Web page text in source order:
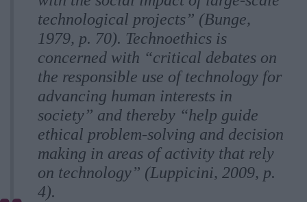
technological projects” (Bunge,
1979, p. 70). Technoethics is
concerned with “critical debates on
the responsible use of technology for
advancing human interests in
society” and thereby “help guide
ethical problem-solving and decision
making in areas of activity that rely
on technology” (Luppicini, 2009, p.
4).